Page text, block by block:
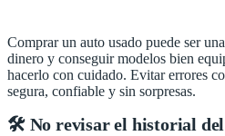
Comprar un auto usado puede ser
dinero y conseguir modelos bien
hacerlo con cuidado. Evitar errores
segura, confiable y sin sorpresas.
🛠️ No revisar el historial